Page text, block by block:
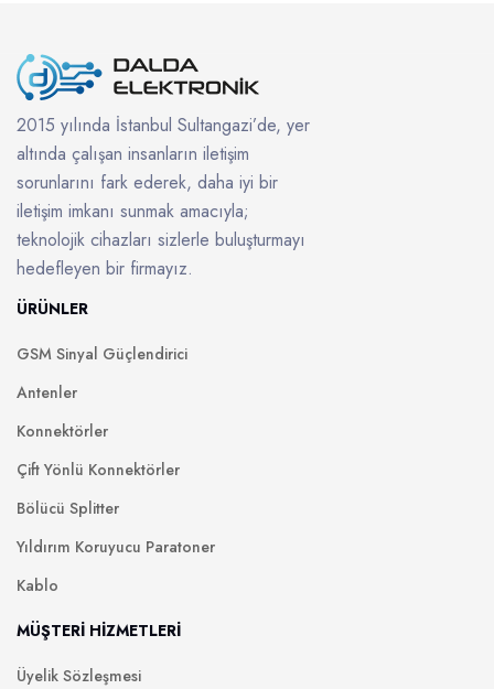
2015 yılında İstanbul Sultangazi’de, yer
altında çalışan insanların iletişim
sorunlarını fark ederek, daha iyi bir
iletişim imkanı sunmak amacıyla;
teknolojik cihazları sizlerle buluşturmayı
hedefleyen bir firmayız.
ÜRÜNLER
GSM Sinyal Güçlendirici
Antenler
Konnektörler
Çift Yönlü Konnektörler
Bölücü Splitter
Yıldırım Koruyucu Paratoner
Kablo
MÜŞTERİ HİZMETLERİ
Üyelik Sözleşmesi